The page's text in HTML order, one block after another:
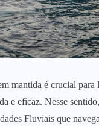
mantida é crucial
e eficaz. Nesse
Fluviais que